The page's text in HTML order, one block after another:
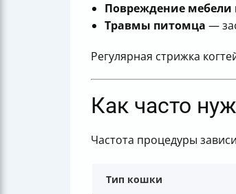
Повреждение мебели
Травмы питомца —
Регулярная стрижка
Как часто
Частота процедуры
Тип кошки